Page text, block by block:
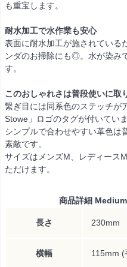
も重宝します。
耐水加工で水作業も安心
表面に耐水加工が施されている
ンダのお掃除にも◎。水が染み
す。
このおしゃれさは普段使いに取
繋ぎ目には同系色のステッチが
Stowe」ロゴのタグが付いていま
シンプルで合わせやすい革色は
素敵です。
サイズはメンズM、レディース
ただけます。
商品詳細
長さ 230mm
横幅 115mm (